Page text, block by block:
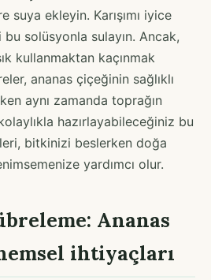
ekleyin. Karışımı iyice
solüsyonla sulayın. Ancak,
kullanmaktan kaçınmak
ananas çiçeğinin sağlıklı
aynı zamanda toprağın
hazırlayabileceğiniz bu
bitkinizi beslerken doğa
yardımcı olur.
Ananas
ihtiyaçları